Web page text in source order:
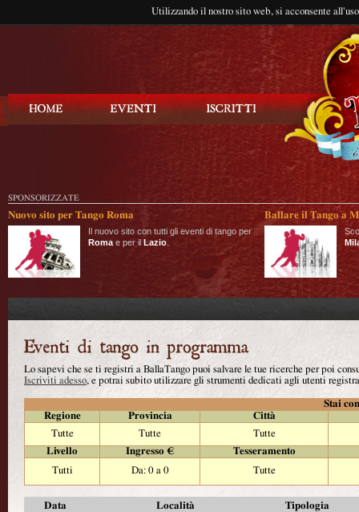
Utilizzando il nostro sito web, si acconsente
SPONSORIZZATE
Nuovo sito per Tango Roma
Il nuovo sito con tutti gli eventi di tango per
Roma e per il Lazio
Ballare il Tango a
Lo sapevi che se ti registri a BallaTango puoi salvare le tue ricerche per poi
Iscriviti adesso, e potrai subito utilizzare gli strumenti dedicati agli utenti
Stai
Regione
Provincia
Città
Tutte
Tutte
Tutte
Livello
Ingresso €
Tesseramento
Tutti
Da: 0 a 0 Tutte
Data Località Tipologia